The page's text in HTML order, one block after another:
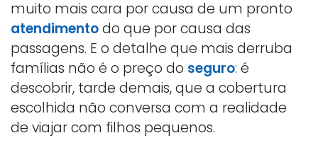
muito mais cara por causa de um pronto
atendimentodo que por causa das
passagens. E o detalhe que mais derruba
famílias não é o preço do seguro: é
descobrir, tarde demais, que a cobertura
escolhida não conversa com a realidade
de viajar com filhos pequenos.